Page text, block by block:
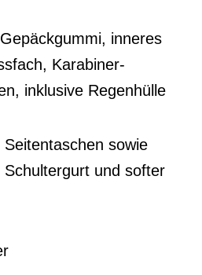
inneres
Karabiner-
inklusive Regenhülle
sowie
und softer